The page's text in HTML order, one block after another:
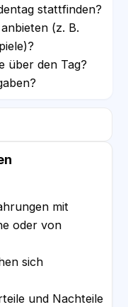
stattfinden?
(z. B.
über den Tag?
mit
oder von
sich
und Nachteile